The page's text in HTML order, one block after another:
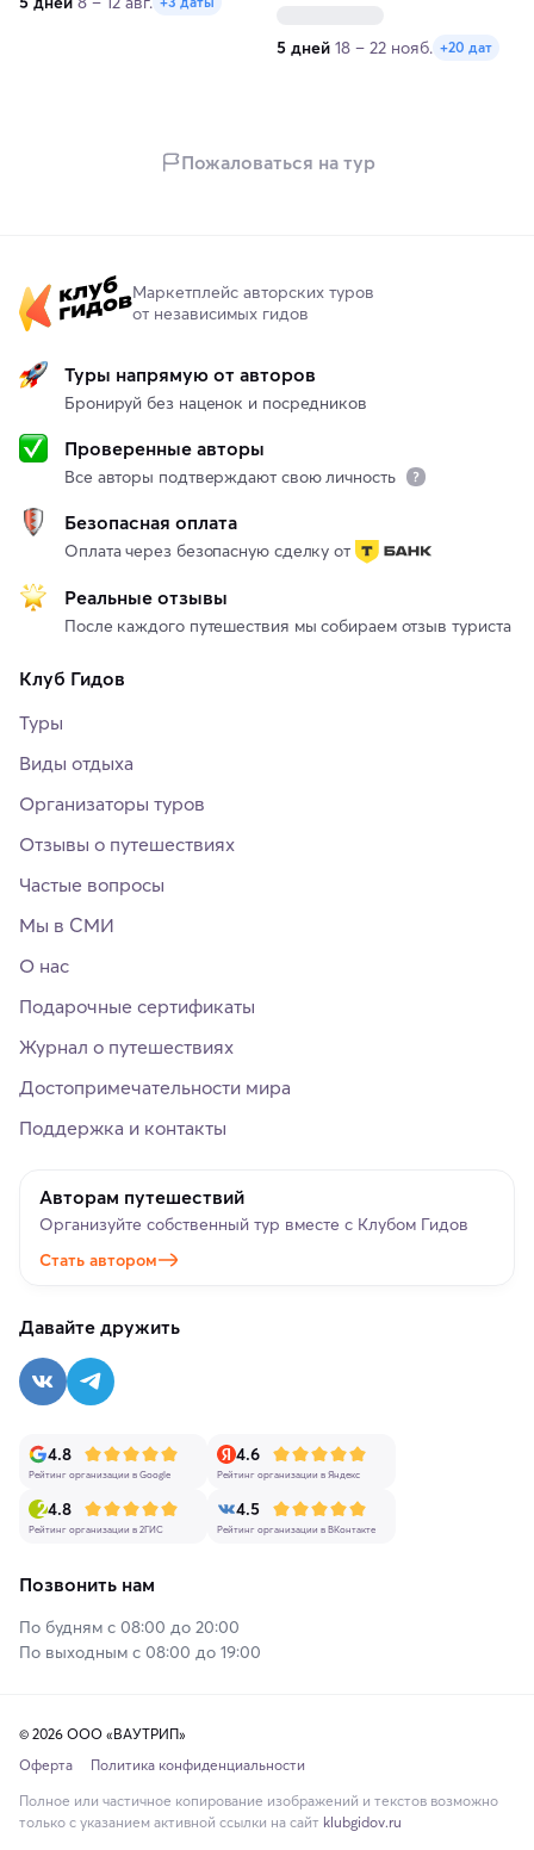
5 дней 18 – 22 нояб. +20 дат
Пожаловаться на тур
Маркетплейс авторских туров
от независимых гидов
Туры напрямую от авторов
Бронируй без наценок и посредников
Проверенные авторы
Все авторы подтверждают свою личность
Безопасная оплата
Оплата через безопасную сделку от
Реальные отзывы
После каждого путешествия мы собираем отзыв туриста
Клуб Гидов
Туры
Виды отдыха
Организаторы туров
Отзывы о путешествиях
Частые вопросы
Мы в СМИ
О нас
Подарочные сертификаты
Журнал о путешествиях
Достопримечательности мира
Поддержка и контакты
Авторам путешествий
Организуйте собственный тур вместе с Клубом Гидов
Стать автором
Давайте дружить
4.8
Рейтинг организации в Google
4.6
Рейтинг организации в Яндекс
4.8
Рейтинг организации в 2ГИС
4.5
Рейтинг организации в ВКонтакте
Позвонить нам
По будням с 08:00 до 20:00
По выходным с 08:00 до 19:00
© 2026 ООО «ВАУТРИП»
Оферта
Политика конфиденциальности
Полное или частичное копирование изображений и текстов возможно
только с указанием активной ссылки на сайт klubgidov.ru